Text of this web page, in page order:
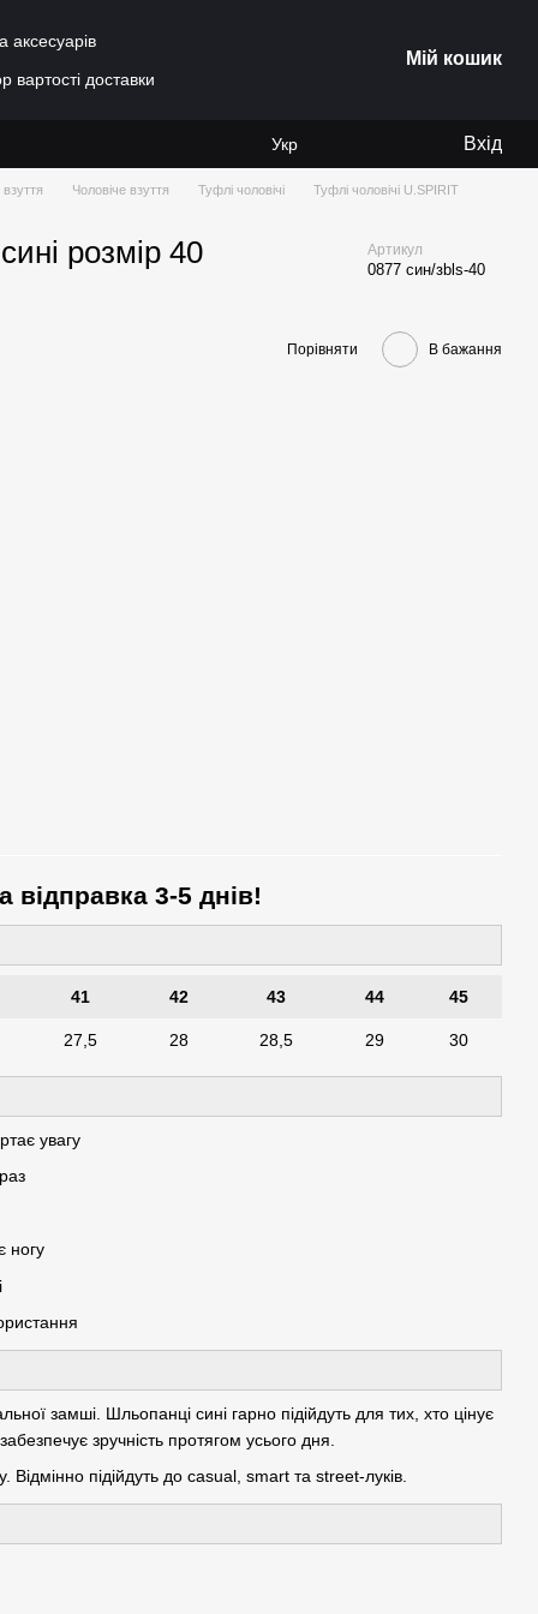
аксесуарів
вартості доставки
Мій кошик
Укр Вхід
Чоловіче взуття Туфлі чоловічі
Туфлі чоловічі U.SPIRIT
розмір 40 Артикул
0877 син/зbls-40
Порівняти В бажання
відправка 3-5 днів!
41 42 43 44 45
27,5 28 28,5 29 30
увагу
ногу
замші. Шльопанці сині гарно підійдуть для тих, хто цінує
зручність протягом усього дня.
підійдуть до casual, smart та street-луків.